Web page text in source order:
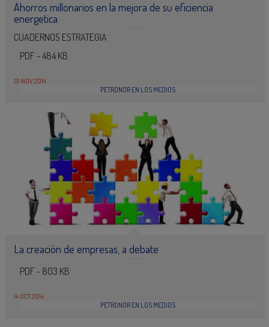
Ahorros millonarios en la mejora de su eficiencia
energetica
CUADERNOS ESTRATEGIA
PDF - 484 KB
01 NOV 2014
PETRONOR EN LOS MEDIOS
La creación de empresas, a debate
PDF - 803 KB
14 OCT 2014
PETRONOR EN LOS MEDIOS